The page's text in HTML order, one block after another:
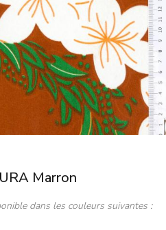
Marron
dans les couleurs suivantes :